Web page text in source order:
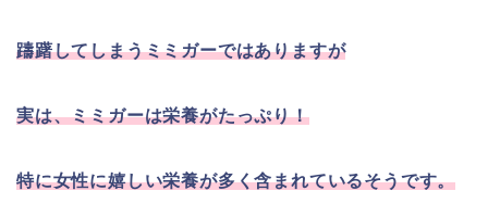
躊躇してしまうミミガーではありますが
実は、ミミガーは栄養がたっぷり！
特に女性に嬉しい栄養が多く含まれているそうです。